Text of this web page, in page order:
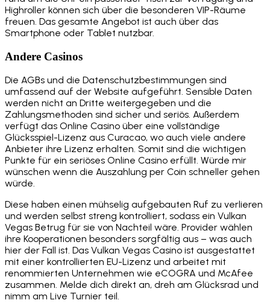
Highroller können sich über die besonderen VIP-Räume
freuen. Das gesamte Angebot ist auch über das
Smartphone oder Tablet nutzbar.
Andere Casinos
Die AGBs und die Datenschutzbestimmungen sind
umfassend auf der Website aufgeführt. Sensible Daten
werden nicht an Dritte weitergegeben und die
Zahlungsmethoden sind sicher und seriös. Außerdem
verfügt das Online Casino über eine vollständige
Glücksspiel-Lizenz aus Curacao, wo auch viele andere
Anbieter ihre Lizenz erhalten. Somit sind die wichtigen
Punkte für ein seriöses Online Casino erfüllt. Würde mir
wünschen wenn die Auszahlung per Coin schneller gehen
würde.
Diese haben einen mühselig aufgebauten Ruf zu verlieren
und werden selbst streng kontrolliert, sodass ein Vulkan
Vegas Betrug für sie von Nachteil wäre. Provider wählen
ihre Kooperationen besonders sorgfältig aus – was auch
hier der Fall ist. Das Vulkan Vegas Casino ist ausgestattet
mit einer kontrollierten EU-Lizenz und arbeitet mit
renommierten Unternehmen wie eCOGRA und McAfee
zusammen. Melde dich direkt an, dreh am Glücksrad und
nimm am Live Turnier teil.